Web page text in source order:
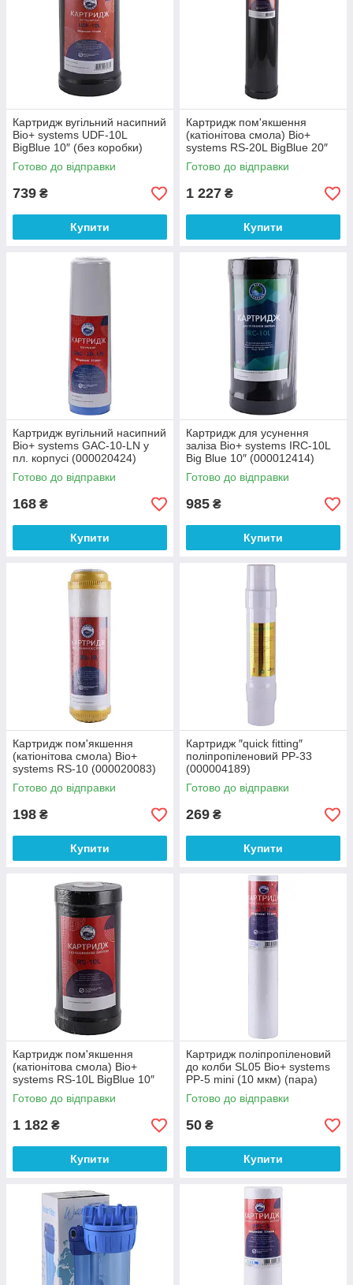
Картридж вугільний насипний
Bio+ systems UDF-10L
BigBlue 10″ (без коробки)
(000012398)
Готово до відправки
739 ₴
Купити
Картридж пом'якшення
(катіонітова смола) Bio+
systems RS-20L BigBlue 20″
(000021833)
Готово до відправки
1 227 ₴
Купити
Картридж вугільний насипний
Bio+ systems GAC-10-LN у
пл. корпусі (000020424)
Готово до відправки
168 ₴
Купити
Картридж для усунення
заліза Bio+ systems IRC-10L
Big Blue 10″ (000012414)
Готово до відправки
985 ₴
Купити
Картридж пом'якшення
(катіонітова смола) Bio+
systems RS-10 (000020083)
Готово до відправки
198 ₴
Купити
Картридж ″quick fitting″
поліпропіленовий PP-33
(000004189)
Готово до відправки
269 ₴
Купити
Картридж пом'якшення
(катіонітова смола) Bio+
systems RS-10L BigBlue 10″
(000012415)
Готово до відправки
1 182 ₴
Купити
Картридж поліпропіленовий
до колби SL05 Bio+ systems
PP-5 mini (10 мкм) (пара)
(000021743)
Готово до відправки
50 ₴
Купити